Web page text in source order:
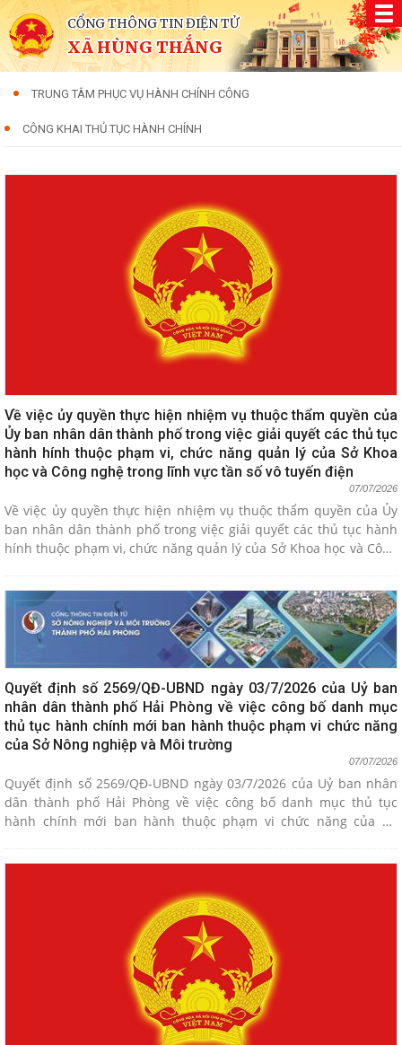
CỔNG THÔNG TIN ĐIỆN TỬ
XÃ HÙNG THẮNG
TRUNG TÂM PHỤC VỤ HÀNH CHÍNH CÔNG
CÔNG KHAI THỦ TỤC HÀNH CHÍNH
Về việc ủy quyền thực hiện nhiệm vụ thuộc thẩm quyền của
Ủy ban nhân dân thành phố trong việc giải quyết các thủ tục
hành hính thuộc phạm vi, chức năng quản lý của Sở Khoa
học và Công nghệ trong lĩnh vực tần số vô tuyến điện
07/07/2026
Về việc ủy quyền thực hiện nhiệm vụ thuộc thẩm quyền của Ủy
ban nhân dân thành phố trong việc giải quyết các thủ tục hành
hính thuộc phạm vi, chức năng quản lý của Sở Khoa học và Công
Quyết định số 2569/QĐ-UBND ngày 03/7/2026 của Uỷ ban
nhân dân thành phố Hải Phòng về việc công bố danh mục
thủ tục hành chính mới ban hành thuộc phạm vi chức năng
của Sở Nông nghiệp và Môi trường
07/07/2026
Quyết định số 2569/QĐ-UBND ngày 03/7/2026 của Uỷ ban nhân
dân thành phố Hải Phòng về việc công bố danh mục thủ tục
hành chính mới ban hành thuộc phạm vi chức năng của Sở